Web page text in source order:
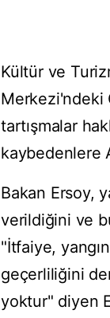
Kültür ve
Merkezi'ndeki
tartışmalar
kaybedenlere
Bakan Ersoy,
verildiğini ve
"İtfaiye,
geçerliliğini
yoktur" diyen